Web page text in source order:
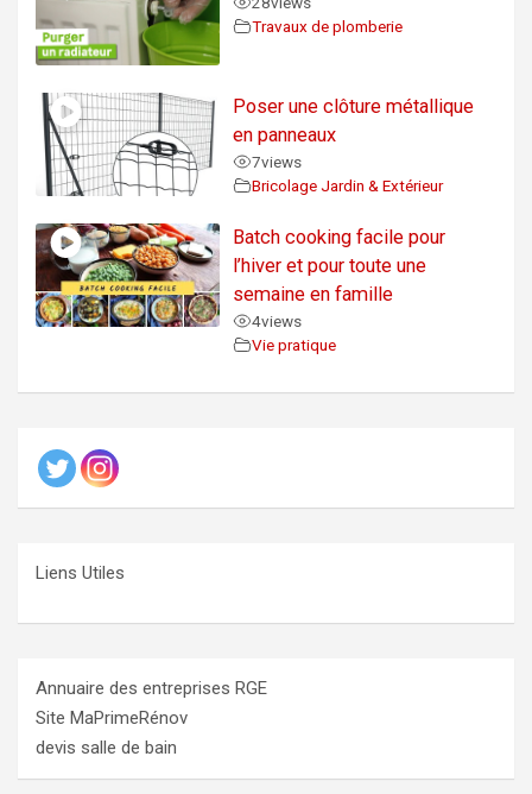
Travaux de plomberie
Poser une clôture métallique
en panneaux
7views
Bricolage Jardin & Extérieur
Batch cooking facile pour
l’hiver et pour toute une
semaine en famille
4views
Vie pratique
Liens Utiles
Annuaire des entreprises RGE
Site MaPrimeRénov
devis salle de bain